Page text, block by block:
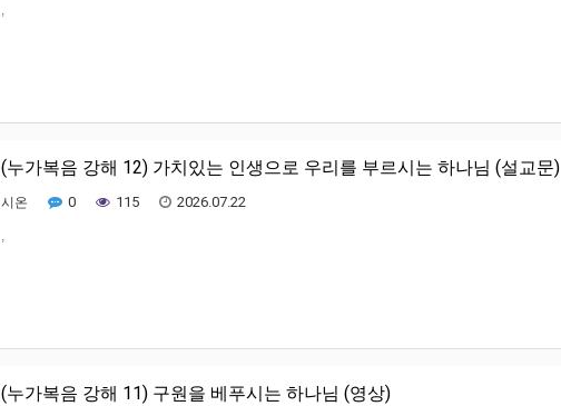
,
(누가복음 강해 12) 가치있는 인생으로 우리를 부르시는 하나님 (설교문)
시온 0 115 2026.07.22
,
(누가복음 강해 11) 구원을 베푸시는 하나님 (영상)